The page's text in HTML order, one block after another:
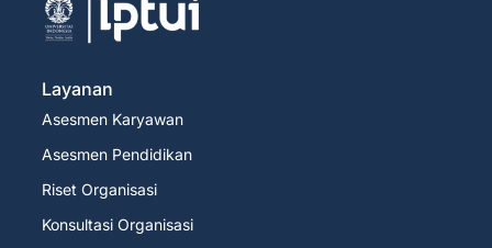
Layanan
Asesmen Karyawan
Asesmen Pendidikan
Riset Organisasi
Konsultasi Organisasi